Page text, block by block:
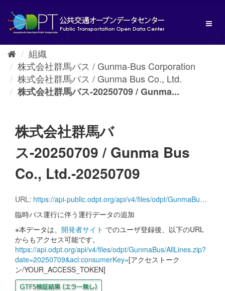
し
組織
株式会社群馬バス / Gunma-Bus Corporation
株式会社群馬バス / Gunma Bus Co., Ltd.
株式会社群馬バス-20250709 / Gunma...
株式会社群馬バ
ス-20250709 / Gunma Bus
Co., Ltd.-20250709
URL: https://api-public.odpt.org/api/v4/files/odpt/GunmaBus/AllLines.zip?date=20250709
臨時バス運行に伴う運行データの追加
※本データは、 開発者サイト でのユーザ登録後、以下のURL
からもアクセス可能です。
https://api.odpt.org/api/v4/files/odpt/GunmaBus/AllLines.zip?
date=20250709&acl:consumerKey=[アクセストーク
ン/YOUR_ACCESS_TOKEN]